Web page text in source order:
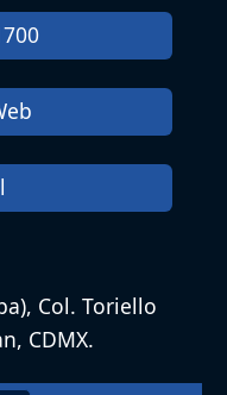
Col. Toriello
CDMX.